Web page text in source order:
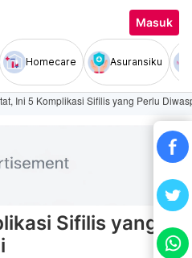
Masuk
Homecare Asuransiku
Ini 5 Komplikasi Sifilis yang Perlu
Sifilis yang